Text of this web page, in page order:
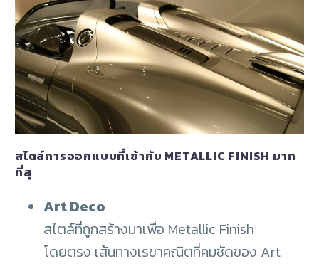
สไตล์การออกแบบที่เข้ากับ METALLIC FINISH มาก
ที่สุ
Art Deco
สไตล์ที่ถูกสร้างมาเพื่อ Metallic Finish
โดยตรง เส้นทางเรขาคณิตที่คมชัดของ Art